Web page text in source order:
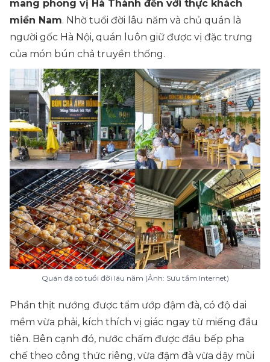
mang phong vị Hà Thành đến với thực khách
miền Nam. Nhờ tuổi đời lâu năm và chủ quán là
người gốc Hà Nội, quán luôn giữ được vị đặc trưng
của món bún chả truyền thống.
Quán đã có tuổi đời lâu năm (Ảnh: Sưu tầm Internet)
Phần thịt nướng được tẩm ướp đậm đà, có độ dai
mềm vừa phải, kích thích vị giác ngay từ miếng đầu
tiên. Bên cạnh đó, nước chấm được đầu bếp pha
chế theo công thức riêng, vừa đậm đà vừa dậy mùi